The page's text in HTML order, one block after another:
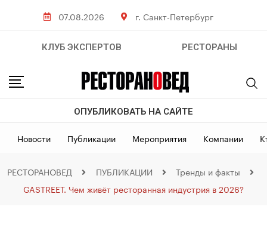
07.08.2026 г. Санкт-Петербург
КЛУБ ЭКСПЕРТОВ РЕСТОРАНЫ
ОПУБЛИКОВАТЬ НА САЙТЕ
Новости Публикации Мероприятия Компании
РЕСТОРАНОВЕД ПУБЛИКАЦИИ
Тренды и факты
GASTREET. Чем живёт ресторанная индустрия в 2026?